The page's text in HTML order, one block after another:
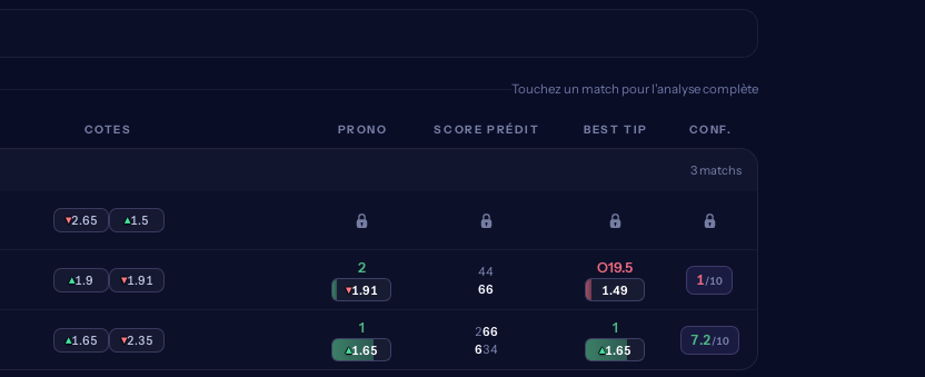
Touchez un match pour l'analyse complète
COTES PRONO SCORE PRÉDIT BEST TIP CONF.
3 matchs
▾2.65 ▴1.5
▴1.9 ▾1.91
2
▾1.91
4
6
4
6
O19.5
1.49
1/10
▴1.65 ▾2.35
1
▴1.65
2
6
6
3
6
4
1
▴1.65
7.2/10